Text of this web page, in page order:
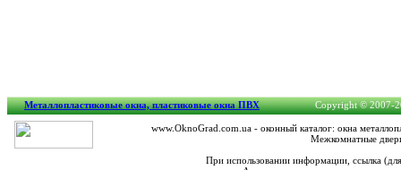
Металлопластиковые окна, пластиковые окна ПВХ Copyright © 2007-
www.OknoGrad.com.ua - оконный каталог: окна
Межкомнатные
При использовании информации, ссылка